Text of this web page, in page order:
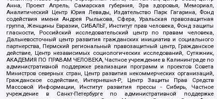
Анна, Проект Апрель, Самарская губерния, Эра здоровья, Мемориал,
Аналитический Центр Юрия Левады, Издательство Парк Гагарина, Фонд
содействия имени Андрея Рылькова, Сфера, Уральская правозащитная
группа, Женщины Евразии, СИБАЛЬТ, Институт прав человека, Фонд защиты
гласности, Российский исследовательский центр по правам человека,
Дальневосточный центр развития гражданских инициатив и социального
партнерства, Пермский региональный правозащитный центр, Гражданское
действие, Центр независимых социологических исследований, Сутяжник,
АКАДЕМИЯ ПО ПРАВАМ ЧЕЛОВЕКА, Частное учреждение в Калининграде по
административной поддержке реализации программ и проектов Совета
Министров северных стран, Центр развития некоммерческих организаций,
Гражданское содействие, Интернешнл-Р, Центр Защиты Прав Средств
Массовой Информации, Институт развития прессы - Сибирь, Частное
учреждение в Санкт-Петербурге по административной поддержке